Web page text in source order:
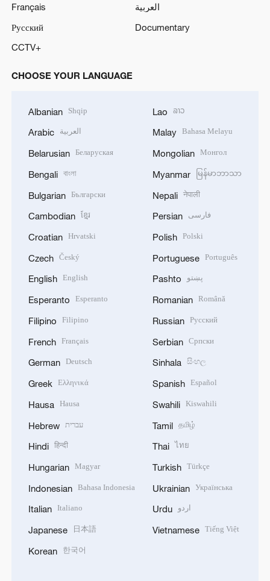
Français
العربية
Русский
Documentary
CCTV+
CHOOSE YOUR LANGUAGE
Albanian Shqip
Arabic العربية
Belarusian Беларуская
Bengali বাংলা
Bulgarian Български
Cambodian ខ្មែរ
Croatian Hrvatski
Czech Český
English English
Esperanto Esperanto
Filipino Filipino
French Français
German Deutsch
Greek Ελληνικά
Hausa Hausa
Hebrew עברית
Hindi हिन्दी
Hungarian Magyar
Indonesian Bahasa Indonesia
Italian Italiano
Japanese 日本語
Korean 한국어
Lao ລາວ
Malay Bahasa Melayu
Mongolian Монгол
Myanmar မြန်မာဘာသာ
Nepali नेपाली
Persian فارسی
Polish Polski
Portuguese Português
Pashto پښتو
Romanian Română
Russian Русский
Serbian Српски
Sinhala සිංහල
Spanish Español
Swahili Kiswahili
Tamil தமிழ்
Thai ไทย
Turkish Türkçe
Ukrainian Українська
Urdu اردو
Vietnamese Tiếng Việt